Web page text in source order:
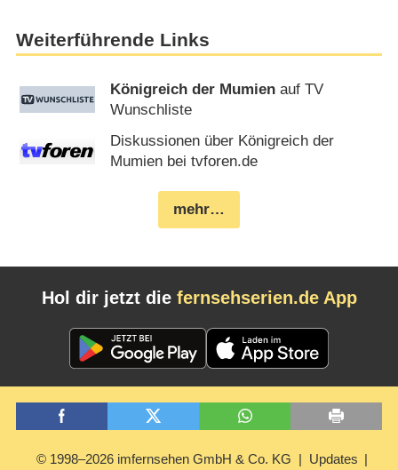
Weiterführende Links
Königreich der Mumien auf TV
Wunschliste
Diskussionen über Königreich der
Mumien bei tvforen.de
mehr…
Hol dir jetzt die fernsehserien.de App
© 1998–2026 imfernsehen GmbH & Co. KG Updates